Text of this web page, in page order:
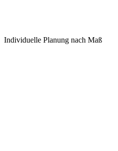
Individuelle Planung nach Maß